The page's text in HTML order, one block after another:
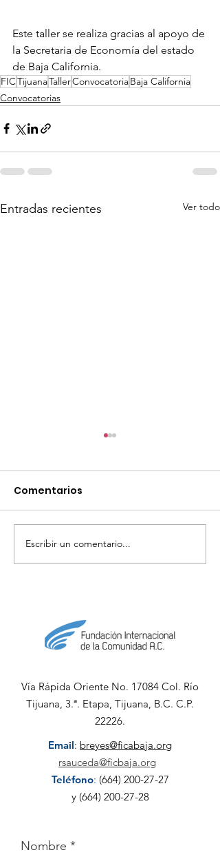
Este taller se realiza gracias al apoyo de
la Secretaria de Economía del estado
de Baja California.
FICTijuanaTallerConvocatoriaBaja California
Convocatorias
Entradas recientes Ver todo
¡Semifinalistas Becas
Kyoto 2026!
Comentarios
Escribir un comentario...
Vía Rápida Oriente No. 17084 Col. Río
Tijuana, 3.ª. Etapa, Tijuana, B.C. C.P.
22226.
Email: breyes@ficabaja.org
rsauceda@ficbaja.org
Teléfono: (664) 200-27-27
y (664) 200-27-28
Nombre